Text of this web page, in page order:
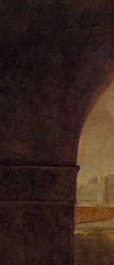
La
de